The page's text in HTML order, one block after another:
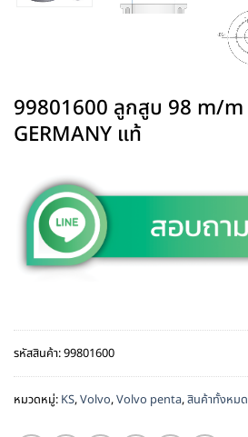
99801600 ลูกสูบ 98 m/m
GERMANY แท้
รหัสสินค้า:99801600
หมวดหมู่: KS,Volvo,Volvo penta,สินค้าทั้งหมด